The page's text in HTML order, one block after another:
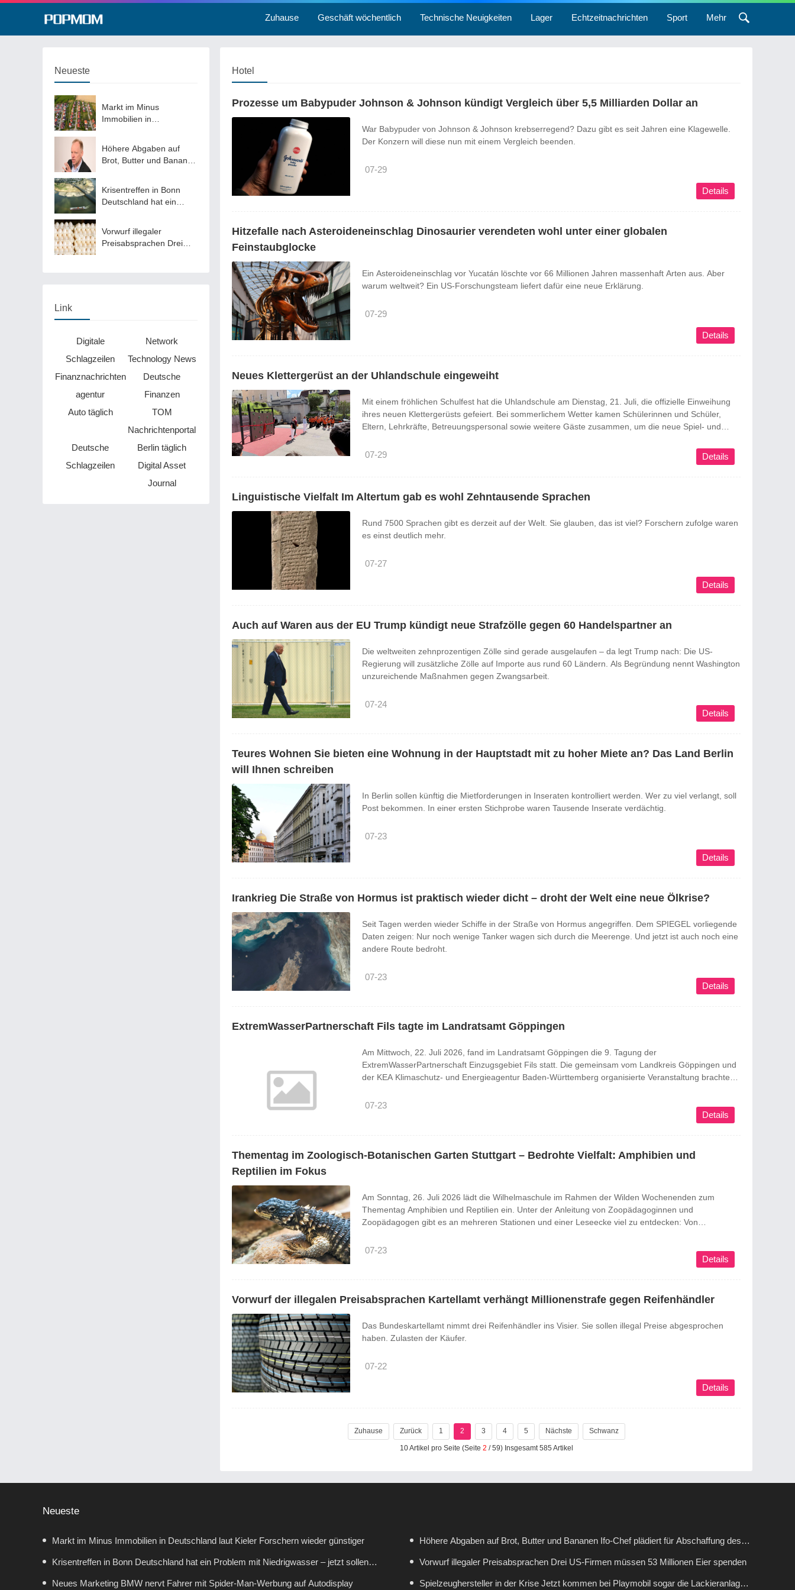
Zuhause Geschäft wöchentlich Technische Neuigkeiten Lager Echtzeitnachrichten Sport Mehr
Neueste
Markt im Minus
Immobilien in
günstiger
Höhere Abgaben auf
Brot, Butter und Bananen
ermäßigten
Mehrwertsteuersatzes
Krisentreffen in Bonn
Deutschland hat ein
sollen Lösungen her
Vorwurf illegaler
Preisabsprachen Drei
Link
Digitale
Schlagzeilen
Network
Technology News
Finanznachrichten
agentur
Deutsche
Finanzen
Auto täglich
TOM
Nachrichtenportal
Deutsche
Schlagzeilen
Berlin täglich
Digital Asset
Journal
Hotel
Prozesse um Babypuder Johnson & Johnson kündigt Vergleich über 5,5 Milliarden Dollar an
War Babypuder von Johnson & Johnson krebserregend? Dazu gibt es seit Jahren eine Klagewelle.
Der Konzern will diese nun mit einem Vergleich beenden.
07-29
Details
Hitzefalle nach Asteroideneinschlag Dinosaurier verendeten wohl unter einer globalen
Feinstaubglocke
Ein Asteroideneinschlag vor Yucatán löschte vor 66 Millionen Jahren massenhaft Arten aus. Aber
warum weltweit? Ein US-Forschungsteam liefert dafür eine neue Erklärung.
07-29
Details
Neues Klettergerüst an der Uhlandschule eingeweiht
Mit einem fröhlichen Schulfest hat die Uhlandschule am Dienstag, 21. Juli, die offizielle Einweihung
ihres neuen Klettergerüsts gefeiert. Bei sommerlichem Wetter kamen Schülerinnen und Schüler,
Eltern, Lehrkräfte, Betreuungspersonal sowie weitere Gäste zusammen, um die neue Spiel- und
Klettergerüst entstand bereits im Jahr 2023 im ...
07-29 Details
Linguistische Vielfalt Im Altertum gab es wohl Zehntausende Sprachen
Rund 7500 Sprachen gibt es derzeit auf der Welt. Sie glauben, das ist viel? Forschern zufolge waren
es einst deutlich mehr.
07-27
Details
Auch auf Waren aus der EU Trump kündigt neue Strafzölle gegen 60 Handelspartner an
Die weltweiten zehnprozentigen Zölle sind gerade ausgelaufen – da legt Trump nach: Die US-
Regierung will zusätzliche Zölle auf Importe aus rund 60 Ländern. Als Begründung nennt Washington
unzureichende Maßnahmen gegen Zwangsarbeit.
07-24
Details
Teures Wohnen Sie bieten eine Wohnung in der Hauptstadt mit zu hoher Miete an? Das Land Berlin
will Ihnen schreiben
In Berlin sollen künftig die Mietforderungen in Inseraten kontrolliert werden. Wer zu viel verlangt, soll
Post bekommen. In einer ersten Stichprobe waren Tausende Inserate verdächtig.
07-23
Details
Irankrieg Die Straße von Hormus ist praktisch wieder dicht – droht der Welt eine neue Ölkrise?
Seit Tagen werden wieder Schiffe in der Straße von Hormus angegriffen. Dem SPIEGEL vorliegende
Daten zeigen: Nur noch wenige Tanker wagen sich durch die Meerenge. Und jetzt ist auch noch eine
andere Route bedroht.
07-23
Details
ExtremWasserPartnerschaft Fils tagte im Landratsamt Göppingen
Am Mittwoch, 22. Juli 2026, fand im Landratsamt Göppingen die 9. Tagung der
ExtremWasserPartnerschaft Einzugsgebiet Fils statt. Die gemeinsam vom Landkreis Göppingen und
der KEA Klimaschutz- und Energieagentur Baden-Württemberg organisierte Veranstaltung brachte
und weiteren beteiligten Stellen zusammen. Im Mittelpunkt standen Vorsorge, Krisenmanagement
07-23
Details
Thementag im Zoologisch-Botanischen Garten Stuttgart – Bedrohte Vielfalt: Amphibien und
Reptilien im Fokus
Am Sonntag, 26. Juli 2026 lädt die Wilhelmaschule im Rahmen der Wilden Wochenenden zum
Thementag Amphibien und Reptilien ein. Unter der Anleitung von Zoopädagoginnen und
Zoopädagogen gibt es an mehreren Stationen und einer Leseecke viel zu entdecken: Von
erworbenes Wissen austesten. ...
07-23
Details
Vorwurf der illegalen Preisabsprachen Kartellamt verhängt Millionenstrafe gegen Reifenhändler
Das Bundeskartellamt nimmt drei Reifenhändler ins Visier. Sie sollen illegal Preise abgesprochen
haben. Zulasten der Käufer.
07-22
Details
Zuhause Zurück 1 2 3 4 5 Nächste Schwanz
10 Artikel pro Seite (Seite 2 / 59) Insgesamt 585 Artikel
Neueste
Markt im Minus Immobilien in Deutschland laut Kieler Forschern wieder günstiger Höhere Abgaben auf Brot, Butter und Bananen Ifo-Chef plädiert für Abschaffung des
ermäßigten Mehrwertsteuersatzes
Krisentreffen in Bonn Deutschland hat ein Problem mit Niedrigwasser – jetzt sollen
Lösungen her
Vorwurf illegaler Preisabsprachen Drei US-Firmen müssen 53 Millionen Eier spenden
Neues Marketing BMW nervt Fahrer mit Spider-Man-Werbung auf Autodisplay Spielzeughersteller in der Krise Jetzt kommen bei Playmobil sogar die Lackieranlagen